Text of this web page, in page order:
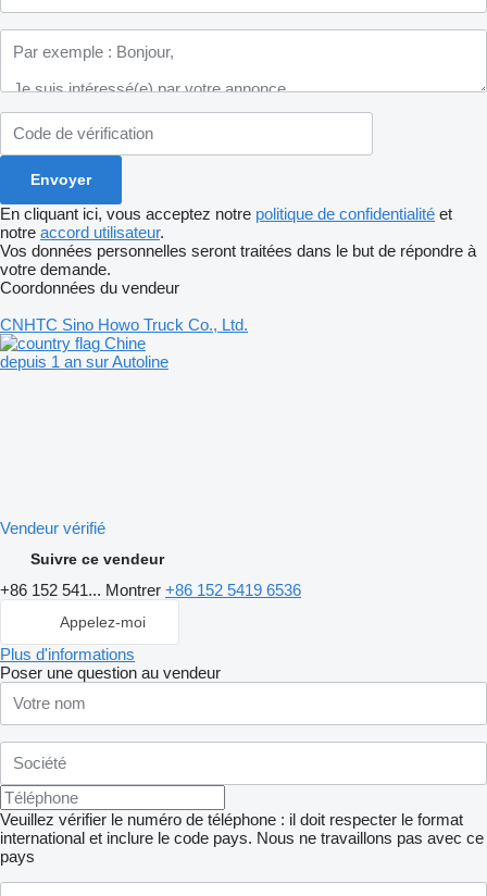
En cliquant ici, vous acceptez notre politique de confidentialité et
notre accord utilisateur.
Vos données personnelles seront traitées dans le but de répondre à
votre demande.
Coordonnées du vendeur
CNHTC Sino Howo Truck Co., Ltd.
Chine
depuis 1 an sur Autoline
Vendeur vérifié
Suivre ce vendeur
+86 152 541... Montrer +86 152 5419 6536
Appelez-moi
Plus d'informations
Poser une question au vendeur
Veuillez vérifier le numéro de téléphone : il doit respecter le format
international et inclure le code pays. Nous ne travaillons pas avec ce
pays